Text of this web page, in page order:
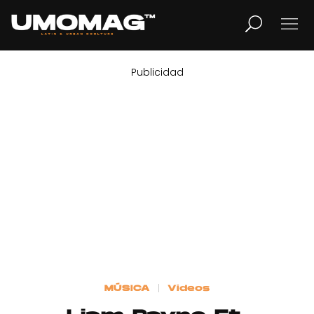
LIFESTYLE
Publicidad
MÚSICA Videos